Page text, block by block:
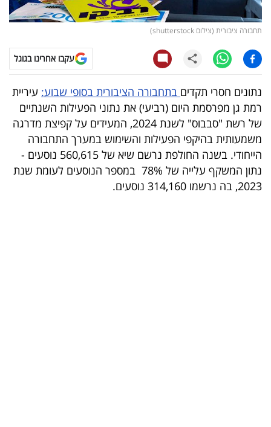
טלוויזיה
עסקי
ספורט
קריירה
ולימודים
מינויים
רייטינג
רכב
תחבורה ציבורית (צילום shutterstock)
עקבו אחרינו בגוגל
נתונים חסרי תקדים בתחבורה הציבורית בסופי שבוע: עיריית
רמת גן מפרסמת היום (רביעי) את נתוני הפעילות השנתיים
של רשת "סבבוס" לשנת 2024, המעידים על קפיצת מדרגה
משמעותית בהיקפי הפעילות והשימוש במערך התחבורה
הייחודי. בשנה החולפת נרשם שיא של 560,615 נוסעים -
נתון המשקף עלייה של 78% במספר הנוסעים לעומת שנת
2023, בה נרשמו 314,160 נוסעים.